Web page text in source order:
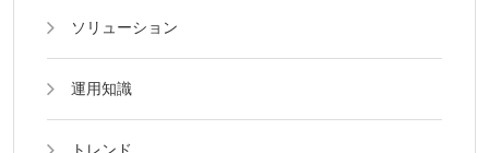
ソリューション
運用知識